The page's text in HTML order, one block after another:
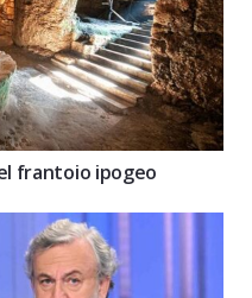
frantoio ipogeo